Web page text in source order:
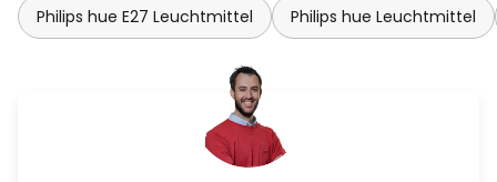
Philips hue E27 Leuchtmittel Philips hue Leuchtmittel